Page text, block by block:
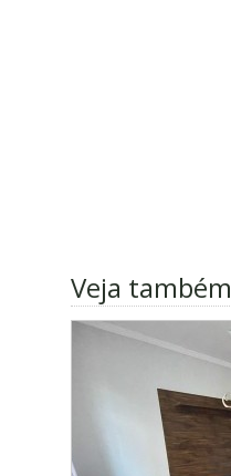
Veja também